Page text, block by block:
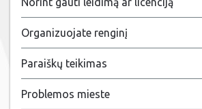
Organizuojate renginį
Paraiškų teikimas
Problemos mieste